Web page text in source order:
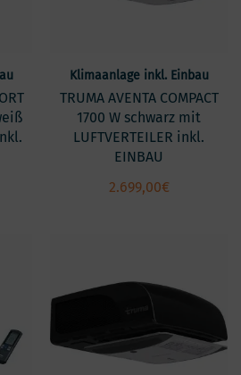
Klimaanlage inkl. Einbau
TRUMA AVENTA COMPACT
1700 W schwarz mit
LUFTVERTEILER inkl.
EINBAU
2.699,00€